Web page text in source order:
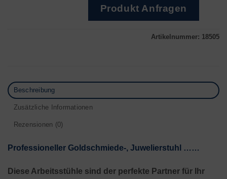
Produkt Anfragen
Artikelnummer: 18505
Beschreibung
Zusätzliche Informationen
Rezensionen (0)
Professioneller Goldschmiede-, Juwelierstuhl ……
Diese Arbeitsstühle sind der perfekte Partner für Ihr